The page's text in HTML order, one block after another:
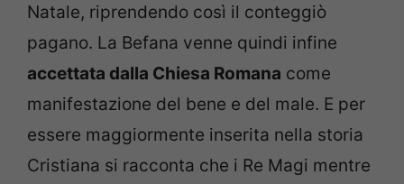
Natale, riprendendo così il conteggiò
pagano. La Befana venne quindi infine
accettata dalla Chiesa Romana come
manifestazione del bene e del male. E per
essere maggiormente inserita nella storia
Cristiana si racconta che i Re Magi mentre